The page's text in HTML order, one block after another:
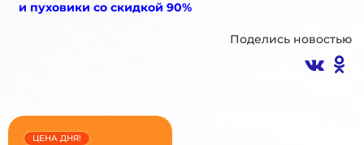
и пуховики со скидкой 90%
Поделись новостью
ЦЕНА ДНЯ!